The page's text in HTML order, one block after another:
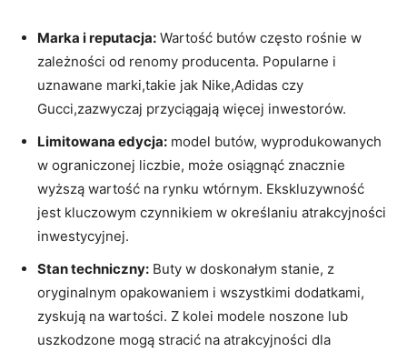
Marka i reputacja: Wartość butów często rośnie w
zależności od renomy producenta. Popularne i
uznawane marki,takie jak Nike,Adidas czy
Gucci,zazwyczaj przyciągają więcej inwestorów.
Limitowana edycja: model butów, wyprodukowanych
w ograniczonej liczbie, może osiągnąć znacznie
wyższą wartość na rynku wtórnym. Ekskluzywność
jest kluczowym czynnikiem w określaniu atrakcyjności
inwestycyjnej.
Stan techniczny: Buty w doskonałym stanie, z
oryginalnym opakowaniem i wszystkimi dodatkami,
zyskują na wartości. Z kolei modele noszone lub
uszkodzone mogą stracić na atrakcyjności dla